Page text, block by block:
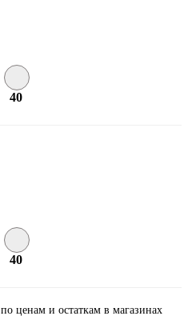
40
40
ценам и остаткам в магазинах